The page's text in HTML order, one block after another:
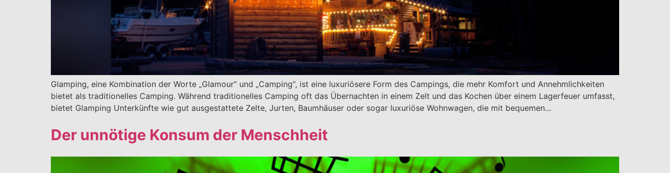
Glamping, eine Kombination der Worte „Glamour“ und „Camping“, ist eine luxuriösere Form des Campings, die mehr Komfort und Annehmlichkeiten
bietet als traditionelles Camping. Während traditionelles Camping oft das Übernachten in einem Zelt und das Kochen über einem Lagerfeuer umfasst,
bietet Glamping Unterkünfte wie gut ausgestattete Zelte, Jurten, Baumhäuser oder sogar luxuriöse Wohnwagen, die mit bequemen…
Der unnötige Konsum der Menschheit